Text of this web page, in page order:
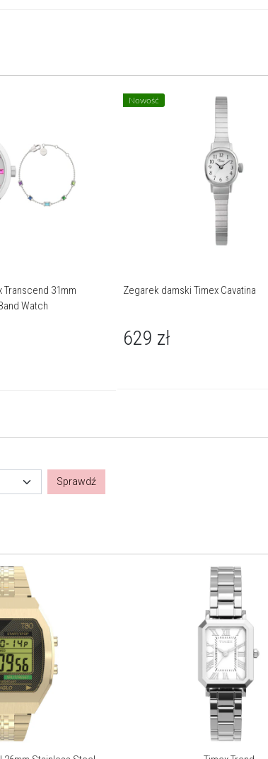
31mm
Watch
Nowość
Zegarek damski Timex Cavatina
629 zł
Sprawdź